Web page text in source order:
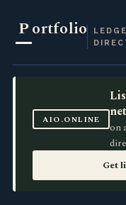
Portfolio
AIO.ONLINE
on
Get